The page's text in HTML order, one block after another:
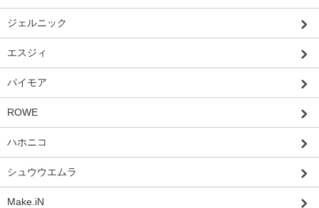
ジェルニック
エスジィ
パイモア
ROWE
ハホニコ
シュウウエムラ
Make.iN